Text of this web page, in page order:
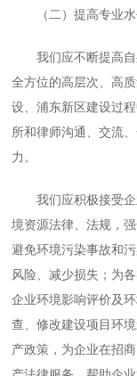
（二）提高专业水
我们应不断提高自
全方位的高层次、高
设、浦东新区建设过
所和律师沟通、交流
力。
我们应积极接受企
境资源法律、法规，
避免环境污染事故和
风险、减少损失；为
企业环境影响评价及
查、修改建设项目环
产政策，为企业在招